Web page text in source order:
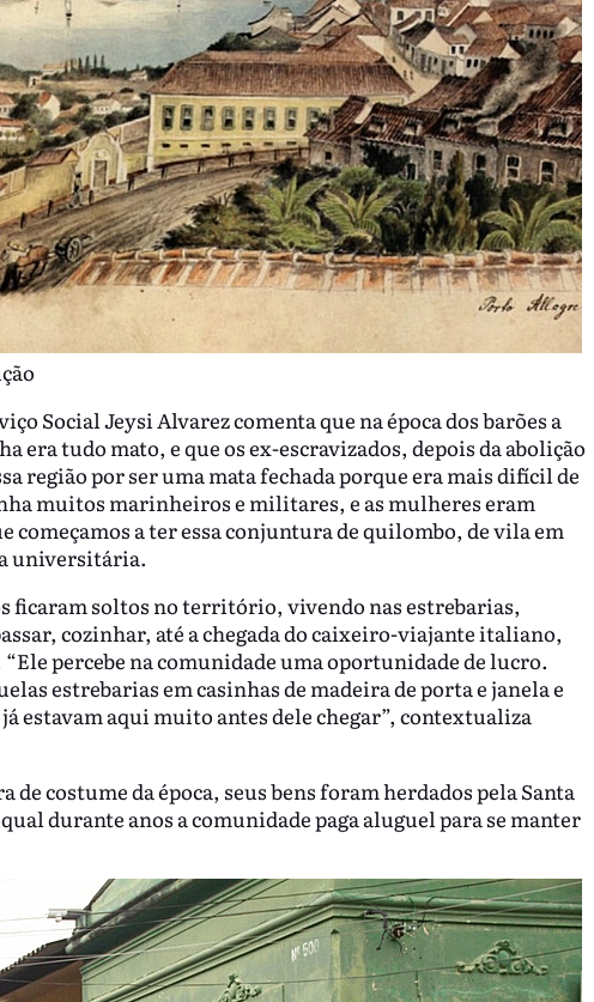
Social Jeysi Alvarez comenta que na época dos barões a
era tudo mato, e que os ex-escravizados, depois da abolição
região por ser uma mata fechada porque era mais difícil de
muitos marinheiros e militares, e as mulheres eram
começamos a ter essa conjuntura de quilombo, de vila em
universitária.
ficaram soltos no território, vivendo nas estrebarias,
cozinhar, até a chegada do caixeiro-viajante italiano,
percebe na comunidade uma oportunidade de lucro.
estrebarias em casinhas de madeira de porta e janela e
estavam aqui muito antes dele chegar”, contextualiza
costume da época, seus bens foram herdados pela Santa
durante anos a comunidade paga aluguel para se manter